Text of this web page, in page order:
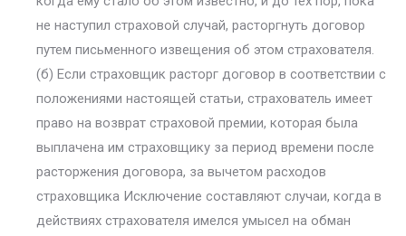
не наступил страховой случай, расторгнуть договор
путем письменного извещения об этом страхователя.
(б) Если страховщик расторг договор в соответствии с
положениями настоящей статьи, страхователь имеет
право на возврат страховой премии, которая была
выплачена им страховщику за период времени после
расторжения договора, за вычетом расходов
страховщика Исключение составляют случаи, когда в
действиях страхователя имелся умысел на обман